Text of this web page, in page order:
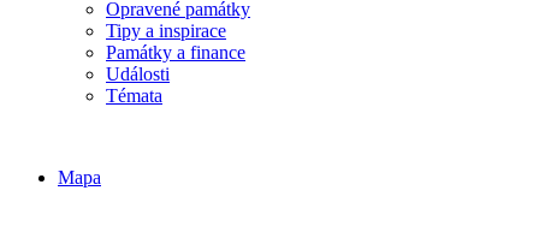
Opravené památky
Tipy a inspirace
Památky a finance
Události
Témata
Mapa